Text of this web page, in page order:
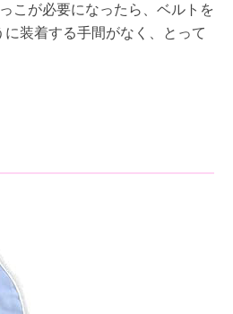
こが必要になったら、ベルトを
装着する手間がなく、とって